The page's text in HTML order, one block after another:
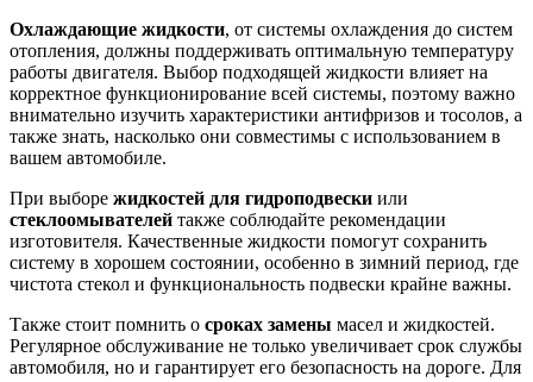
Охлаждающие жидкости, от системы охлаждения до систем
отопления, должны поддерживать оптимальную температуру
работы двигателя. Выбор подходящей жидкости влияет на
корректное функционирование всей системы, поэтому важно
внимательно изучить характеристики антифризов и тосолов, а
также знать, насколько они совместимы с использованием в
вашем автомобиле.
При выборе жидкостей для гидроподвески или
стеклоомывателей также соблюдайте рекомендации
изготовителя. Качественные жидкости помогут сохранить
систему в хорошем состоянии, особенно в зимний период, где
чистота стекол и функциональность подвески крайне важны.
Также стоит помнить о сроках замены масел и жидкостей.
Регулярное обслуживание не только увеличивает срок службы
автомобиля, но и гарантирует его безопасность на дороге. Для